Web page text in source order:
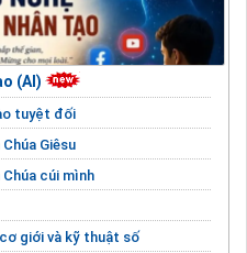
(AI)
tuyệt đối
Giêsu
cúi mình
giới và kỹ thuật số